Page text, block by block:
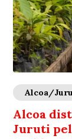
Alcoa/
Alcoa
Juruti